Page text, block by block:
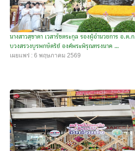
นางสาวสุชาดา เวสารัชตระกูล รองผู้อำนวยการ อ.ต.
บวงสรวงบูรพกษัตริย์ องค์พระพิรุณทรงนาค ...
เผยแพร่ : 6 พฤษภาคม 2569